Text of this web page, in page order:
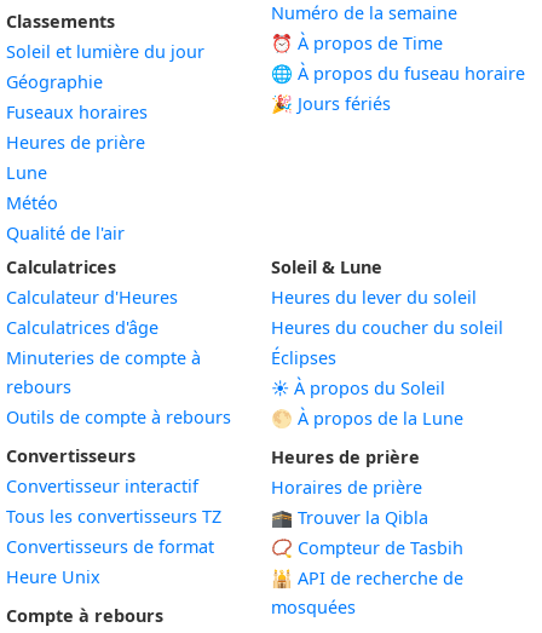
Classements
Soleil et lumière du jour
Géographie
Fuseaux horaires
Heures de prière
Lune
Météo
Qualité de l'air
Numéro de la semaine
⏰ À propos de Time
🌐 À propos du fuseau horaire
🎉 Jours fériés
Calculatrices
Calculateur d'Heures
Calculatrices d'âge
Minuteries de compte à
rebours
Outils de compte à rebours
Convertisseurs
Convertisseur interactif
Tous les convertisseurs TZ
Convertisseurs de format
Heure Unix
Compte à rebours
Soleil & Lune
Heures du lever du soleil
Heures du coucher du soleil
Éclipses
☀️ À propos du Soleil
🌕 À propos de la Lune
Heures de prière
Horaires de prière
🕋 Trouver la Qibla
📿 Compteur de Tasbih
🕌 API de recherche de
mosquées